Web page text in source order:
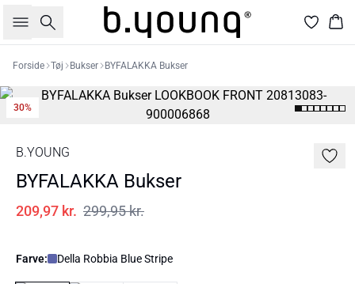
Søg
Forside Tøj Bukser BYFALAKKA Bukser
30%
B.YOUNG
BYFALAKKA Bukser
209,97 kr. 299,95 kr.
Farve: Della Robbia Blue Stripe